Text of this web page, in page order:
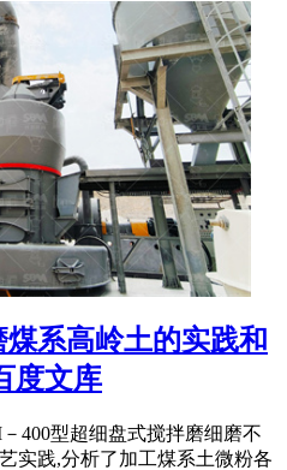
系高岭土的实践和
度文库
400型超细盘式搅拌磨细磨不
实践,分析了加工煤系土微粉各